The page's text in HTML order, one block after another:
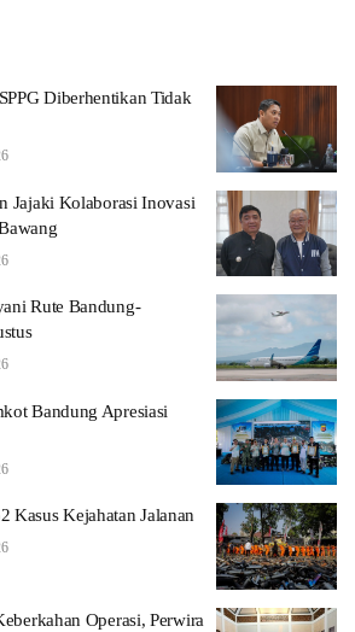
Diberhentikan Tidak
Jajaki Kolaborasi Inovasi
Rute Bandung-
Bandung Apresiasi
Kasus Kejahatan Jalanan
Operasi, Perwira